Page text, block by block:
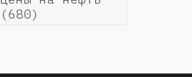
(680)